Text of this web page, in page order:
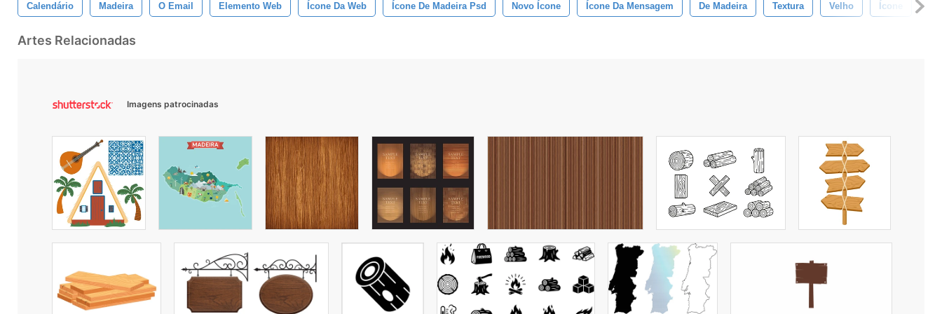
Calendário Madeira O Email Elemento Web Ícone Da Web Ícone De Madeira Psd Novo Ícone Ícone Da Mensagem De Madeira Textura Velho Ícone
Artes Relacionadas
Imagens patrocinadas